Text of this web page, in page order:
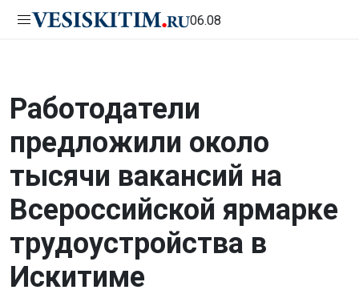
06.08
Работодатели
предложили около
тысячи вакансий на
Всероссийской ярмарке
трудоустройства в
Искитиме